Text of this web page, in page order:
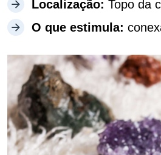
Localização: Topo da
O que estimula: